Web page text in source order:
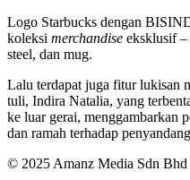
Logo Starbucks dengan
koleksi merchandise eksklusif –
steel, dan mug.
Lalu terdapat juga fitur lukisan
tuli, Indira Natalia, yang
ke luar gerai, menggambarkan
dan ramah terhadap
© 2025 Amanz Media Sdn Bhd